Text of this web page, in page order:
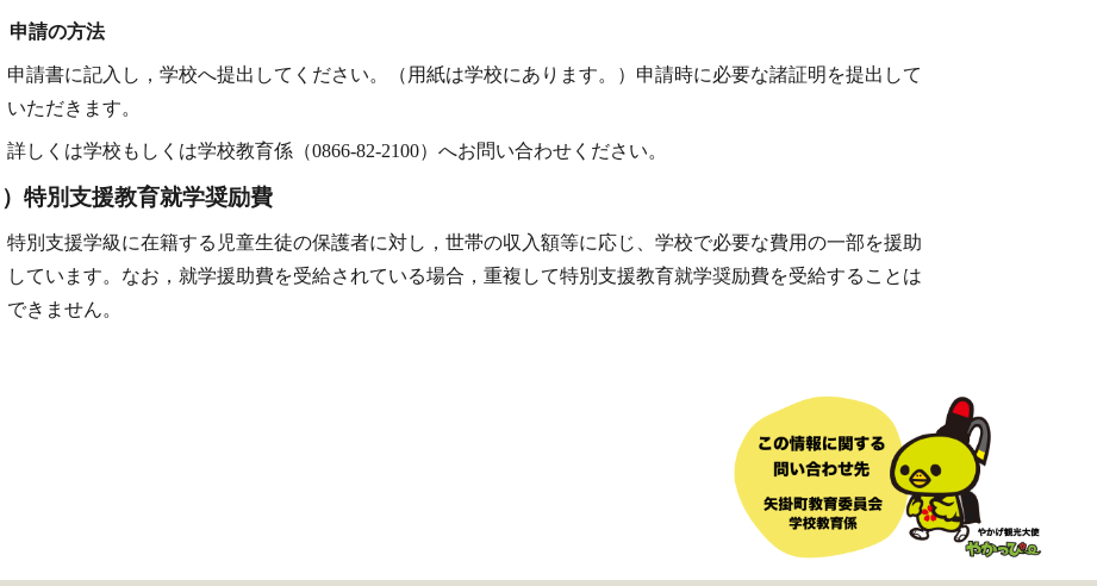
申請の方法
申請書に記入し，学校へ提出してください。（用紙は学校にあります。）申請時に必要な諸証明を提出して
いただきます。
詳しくは学校もしくは学校教育係（0866-82-2100）へお問い合わせください。
）特別支援教育就学奨励費
特別支援学級に在籍する児童生徒の保護者に対し ， 世帯の収入額等に応じ、学校で必要な費用の一部を援助
しています。なお ， 就学援助費を受給されている場合 ， 重複して特別支援教育就学奨励費を受給することは
できません。